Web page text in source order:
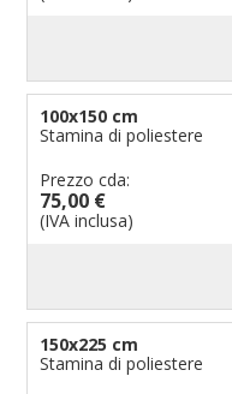
100x150 cm
Stamina di poliestere
Prezzo cda:
75,00 €
(IVA inclusa)
150x225 cm
Stamina di poliestere